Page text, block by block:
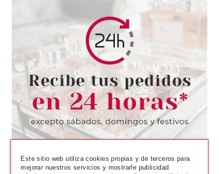
CAROLINA HERRERA
CAROLINA HERRERA 212 VIP
ROSE EDP 50 ML VAPO
Pvr 98.00€
-47%
desde
52.20€
Este sitio web utiliza cookies propias y de terceros para
mejorar nuestros servicios y mostrarle publicidad